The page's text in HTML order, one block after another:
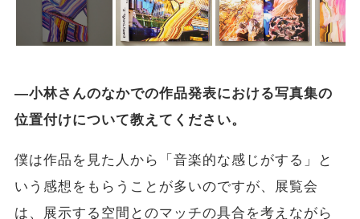
―小林さんのなかでの作品発表における写真集の
位置付けについて教えてください。
僕は作品を見た人から「音楽的な感じがする」と
いう感想をもらうことが多いのですが、展覧会
は、展示する空間とのマッチの具合を考えながら